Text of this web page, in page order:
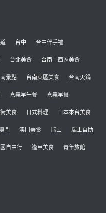
台中 台中伴手禮
台北美食 台南中西區美食
景點 台南東區美食 台南火鍋
嘉義早午餐 嘉義早餐
美食 日式料理 日本來台美食
門 澳門美食 瑞士 瑞士自助
自由行 逢甲美食 青年旅館